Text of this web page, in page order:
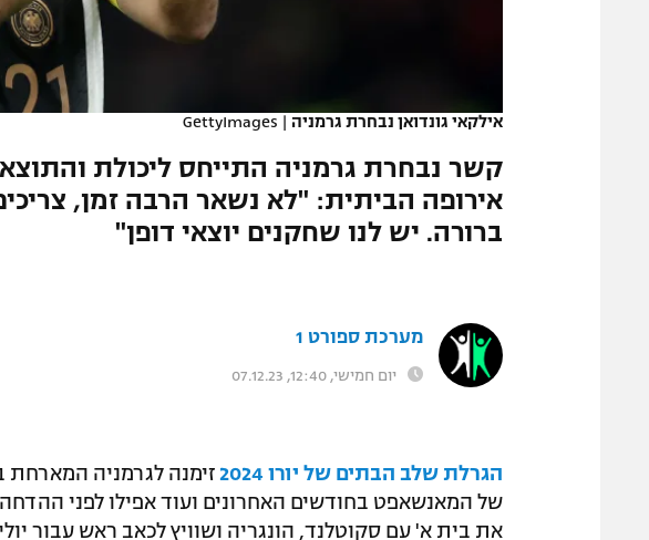
אילקאי גונדואן נבחרת גרמניה |
GettyImages
קשר נבחרת גרמניה התייחס ליכולת
אירופה הביתית: "לא נשאר הרבה זמן,
ברורה. יש לנו שחקנים יוצאי דופן"
מערכת ספורט 1
יום חמישי, 12:40, 07.12.23
הגרלת שלב הבתים של יורו 2024
זימנה לגרמניה המארחת
של המאנשאפט בחודשים האחרונים ועוד אפילו לפני
את בית א' עם סקוטלנד, הונגריה ושוויץ לכאב ראש עבור